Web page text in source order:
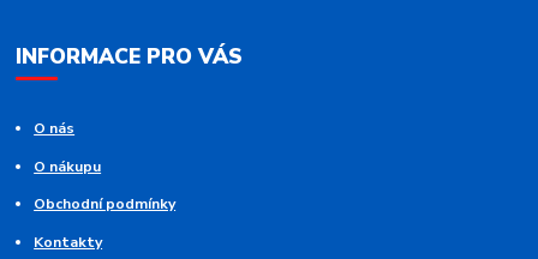
INFORMACE PRO VÁS
O nás
O nákupu
Obchodní podmínky
Kontakty